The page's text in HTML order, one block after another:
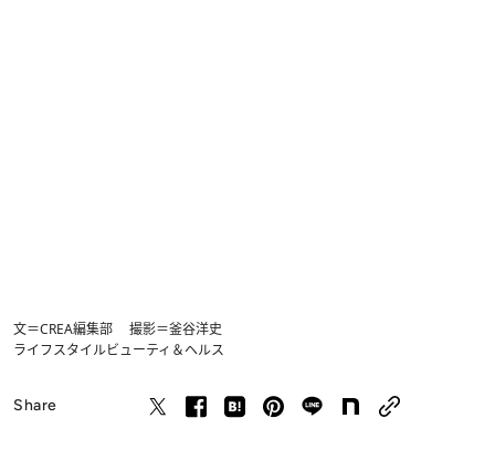
文＝CREA編集部 撮影＝釜谷洋史
ライフスタイルビューティ＆ヘルス
Share